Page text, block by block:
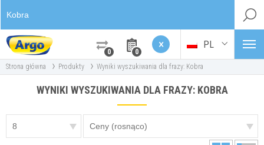
0
0
× PL
Strona główna › Produkty › Wyniki wyszukiwania dla frazy: Kobra
WYNIKI WYSZUKIWANIA DLA FRAZY: KOBRA